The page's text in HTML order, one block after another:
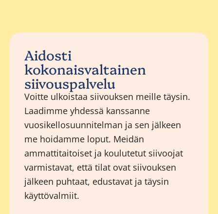
Aidosti
kokonaisvaltainen
siivouspalvelu
Voitte ulkoistaa siivouksen meille täysin.
Laadimme yhdessä kanssanne
vuosikellosuunnitelman ja sen jälkeen
me hoidamme loput. Meidän
ammattitaitoiset ja koulutetut siivoojat
varmistavat, että tilat ovat siivouksen
jälkeen puhtaat, edustavat ja täysin
käyttövalmiit.